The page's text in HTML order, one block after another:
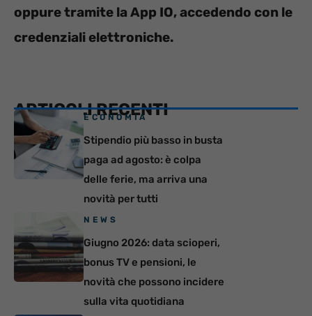
oppure tramite la App IO, accedendo con le
credenziali elettroniche.
ARTICOLI RECENTI
ECONOMIA
Stipendio più basso in busta
paga ad agosto: è colpa
delle ferie, ma arriva una
novità per tutti
NEWS
Giugno 2026: data scioperi,
bonus TV e pensioni, le
novità che possono incidere
sulla vita quotidiana